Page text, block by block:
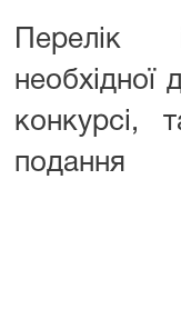
Перелік
необхідної
конкурсі,
подання